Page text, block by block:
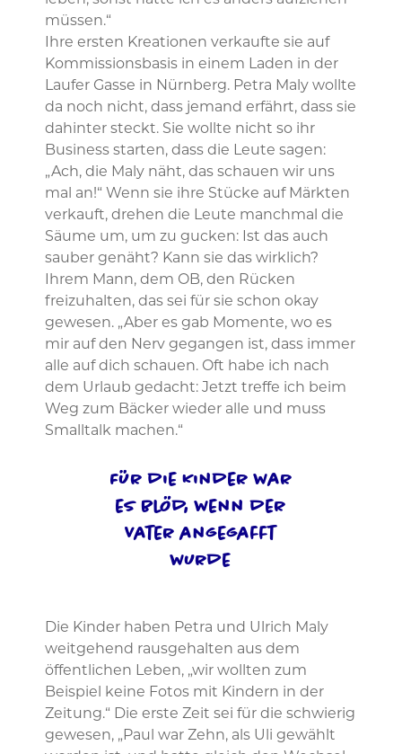
müssen.“
Ihre ersten Kreationen verkaufte sie auf
Kommissionsbasis in einem Laden in der
Laufer Gasse in Nürnberg. Petra Maly wollte
da noch nicht, dass jemand erfährt, dass sie
dahinter steckt. Sie wollte nicht so ihr
Business starten, dass die Leute sagen:
„Ach, die Maly näht, das schauen wir uns
mal an!“ Wenn sie ihre Stücke auf Märkten
verkauft, drehen die Leute manchmal die
Säume um, um zu gucken: Ist das auch
sauber genäht? Kann sie das wirklich?
Ihrem Mann, dem OB, den Rücken
freizuhalten, das sei für sie schon okay
gewesen. „Aber es gab Momente, wo es
mir auf den Nerv gegangen ist, dass immer
alle auf dich schauen. Oft habe ich nach
dem Urlaub gedacht: Jetzt treffe ich beim
Weg zum Bäcker wieder alle und muss
Smalltalk machen.“
Für die Kinder war
es blöd, wenn der
Vater angegafft
wurde
Die Kinder haben Petra und Ulrich Maly
weitgehend rausgehalten aus dem
öffentlichen Leben, „wir wollten zum
Beispiel keine Fotos mit Kindern in der
Zeitung.“ Die erste Zeit sei für die schwierig
gewesen, „Paul war Zehn, als Uli gewählt